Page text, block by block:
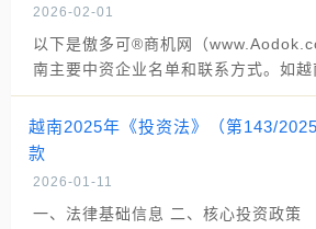
2026-02-01
以下是傲多可®商机网（
南主要中资企业名单和联系方式。如
越南2025年《投资法》（第143/
款
2026-01-11
一、法律基础信息 二、核心投资政策